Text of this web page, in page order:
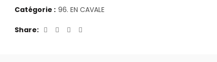
Catégorie : 96. EN CAVALE
Share